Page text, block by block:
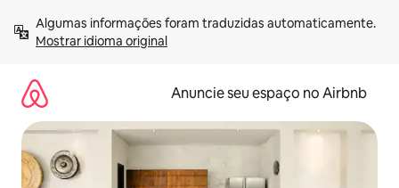
para
Mostrar idioma original
Anuncie seu espaço no Airbnb